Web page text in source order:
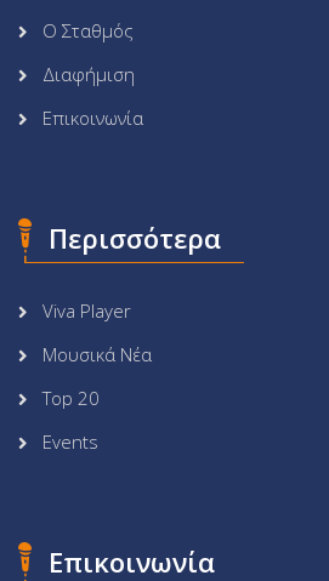
Ο Σταθμός
Διαφήμιση
Επικοινωνία
Περισσότερα
Viva Player
Μουσικά Νέα
Top 20
Events
Επικοινωνία